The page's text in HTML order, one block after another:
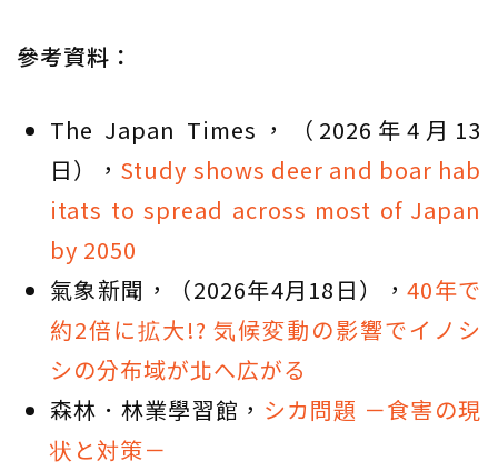
參考資料：
The Japan Times，（2026年4月13
日）， Study shows deer and boar hab
itats to spread across most of Japan
by 2050
氣象新聞，（2026年4月18日），40年で
約2倍に拡大!? 気候変動の影響でイノシ
シの分布域が北へ広がる
森林．林業學習館， シカ問題 －食害の現
状と対策－